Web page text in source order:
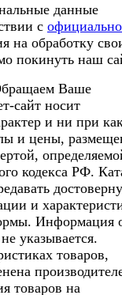
данные
с
на обработку
покинуть наш
Ваше
сайт носит
и ни при
и цены,
кодекса РФ.
и
Информация
указывается.
товаров,
товаров на